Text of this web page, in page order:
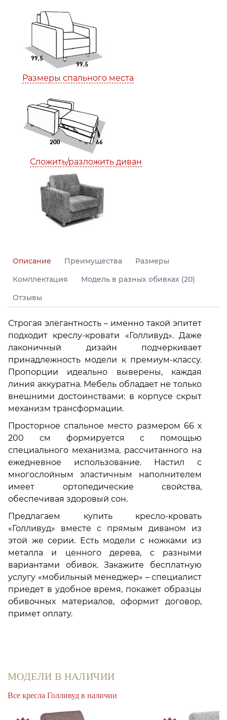
Размеры спального места
Сложить/разложить диван
Описание Преимущества
Размеры
Комплектация
Модель в разных обивках (20)
Отзывы
Строгая элегантность – именно такой эпитет
подходит креслу-кровати «Голливуд». Даже
лаконичный дизайн подчеркивает
принадлежность модели к премиум-классу.
Пропорции идеально выверены, каждая
линия аккуратна. Мебель обладает не только
внешними достоинствами: в корпусе скрыт
механизм трансформации.
Просторное спальное место размером 66 х
200 см формируется с помощью
специального механизма, рассчитанного на
ежедневное использование. Настил с
многослойным эластичным наполнителем
имеет ортопедические свойства,
обеспечивая здоровый сон.
Предлагаем купить кресло-кровать
«Голливуд» вместе с прямым диваном из
этой же серии. Есть модели с ножками из
металла и ценного дерева, с разными
вариантами обивок. Закажите бесплатную
услугу «мобильный менеджер» – специалист
приедет в удобное время, покажет образцы
обивочных материалов, оформит договор,
примет оплату.
МОДЕЛИ В НАЛИЧИИ
Все кресла Голливуд в наличии